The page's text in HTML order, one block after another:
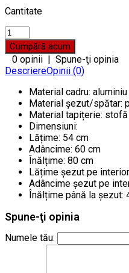
Cantitate
0 opinii | Spune-ţi opinia
DescriereOpinii (0)
Material cadru: aluminiu
Material șezut/spătar:
Material tapițerie: stofă
Dimensiuni:
Lățime: 54 cm
Adâncime: 60 cm
Înălțime: 80 cm
Lățime șezut pe
Adâncime șezut pe
Înălțime până la șezut:
Spune-ţi opinia
Numele tău: